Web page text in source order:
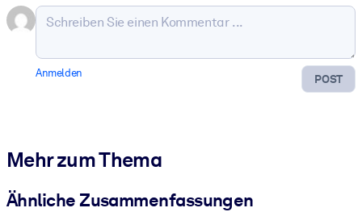
POST
Anmelden
Mehr zum Thema
Ähnliche Zusammenfassungen